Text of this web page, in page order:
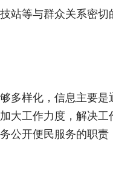
等与群众关系密切
样化，信息主要是
大工作力度，解决
公开便民服务的职